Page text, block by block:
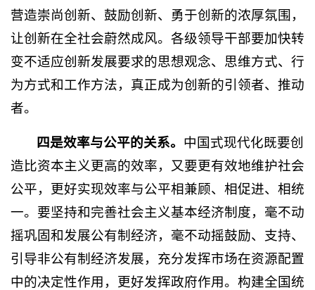
营造崇尚创新、鼓励创新、勇于创新的浓厚氛围，
让创新在全社会蔚然成风。各级领导干部要加快转
变不适应创新发展要求的思想观念、思维方式、行
为方式和工作方法，真正成为创新的引领者、推动
者。
四是效率与公平的关系。 中国式现代化既要创
造比资本主义更高的效率，又要更有效地维护社会
公平，更好实现效率与公平相兼顾、相促进、相统
一。要坚持和完善社会主义基本经济制度，毫不动
摇巩固和发展公有制经济，毫不动摇鼓励、支持、
引导非公有制经济发展，充分发挥市场在资源配置
中的决定性作用，更好发挥政府作用。构建全国统